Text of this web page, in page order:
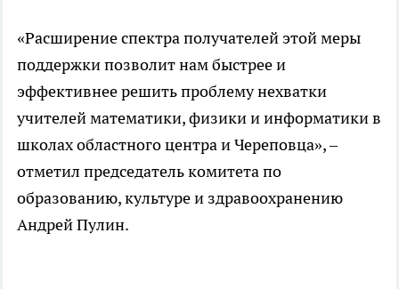
«Расширение спектра получателей этой меры
поддержки позволит нам быстрее и
эффективнее решить проблему нехватки
учителей математики, физики и информатики в
школах областного центра и Череповца», –
отметил председатель комитета по
образованию, культуре и здравоохранению
Андрей Пулин.